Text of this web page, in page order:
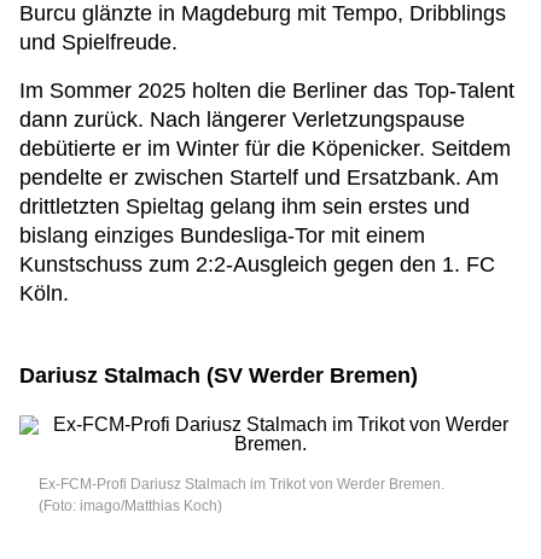
Burcu glänzte in Magdeburg mit Tempo, Dribblings
und Spielfreude.
Im Sommer 2025 holten die Berliner das Top-Talent
dann zurück. Nach längerer Verletzungspause
debütierte er im Winter für die Köpenicker. Seitdem
pendelte er zwischen Startelf und Ersatzbank. Am
drittletzten Spieltag gelang ihm sein erstes und
bislang einziges Bundesliga-Tor mit einem
Kunstschuss zum 2:2-Ausgleich gegen den 1. FC
Köln.
Dariusz Stalmach (SV Werder Bremen)
Ex-FCM-Profi Dariusz Stalmach im Trikot von Werder Bremen.
(Foto: imago/Matthias Koch)